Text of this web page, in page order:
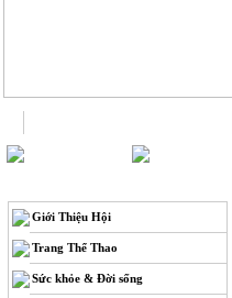
Giới Thiệu Hội
Trang Thể Thao
Sức khỏe & Đời sống